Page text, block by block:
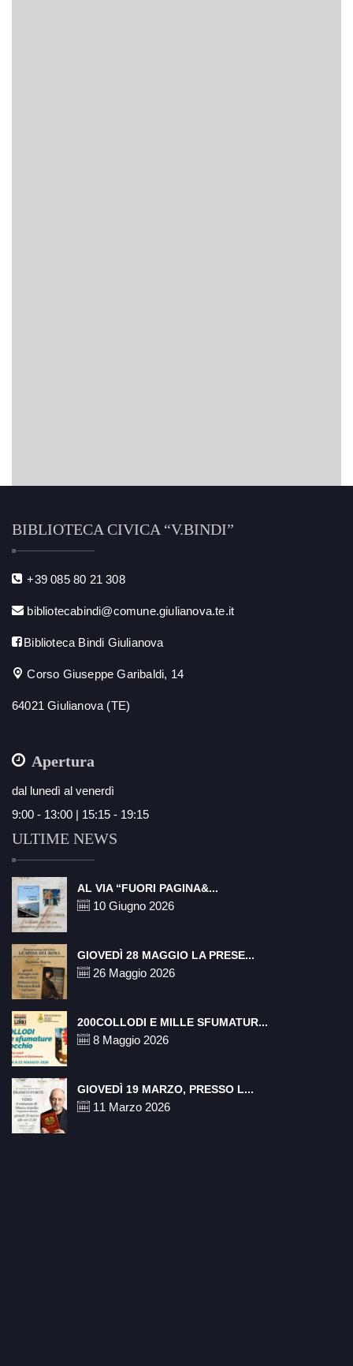
BIBLIOTECA CIVICA “V.BINDI”
+39 085 80 21 308
bibliotecabindi@comune.giulianova.te.it
Biblioteca Bindi Giulianova
Corso Giuseppe Garibaldi, 14
64021 Giulianova (TE)
Apertura
dal lunedì al venerdì
9:00 - 13:00 | 15:15 - 19:15
ULTIME NEWS
AL VIA “FUORI PAGINA&...
10 Giugno 2026
GIOVEDÌ 28 MAGGIO LA PRESE...
26 Maggio 2026
200COLLODI E MILLE SFUMATUR...
8 Maggio 2026
GIOVEDÌ 19 MARZO, PRESSO L...
11 Marzo 2026